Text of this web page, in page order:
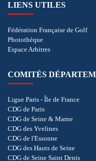
LIENS UTILES
Fédération Française de Golf
Photothèque
Espace Arbitres
COMITÉS
Ligue Paris - Île de France
CDG de Paris
CDG de Seine & Marne
CDG des Yvelines
CDG de l'Essonne
CDG des Hauts de Seine
CDG de Seine Saint Denis